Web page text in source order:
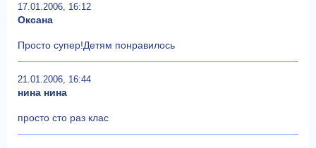
17.01.2006, 16:12
Оксана
Просто супер!Детям понравилось
21.01.2006, 16:44
нина нина
просто сто раз клас